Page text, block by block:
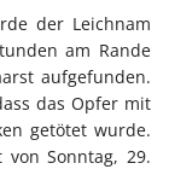
der Leichnam
am Rande
aufgefunden.
das Opfer mit
getötet wurde.
Sonntag, 29.